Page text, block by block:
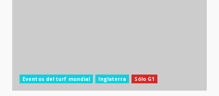
Eventos del turf mundial Inglaterra Sólo G1